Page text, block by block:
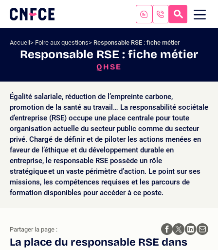
contenu
à
recherche
Logo
site
Accueil Foire aux questions Responsable RSE : fiche métier
Responsable RSE : fiche métier
QHSE
Égalité salariale, réduction de l’empreinte carbone,
promotion de la santé au travail… La responsabilité sociétale
d’entreprise (RSE) occupe une place centrale pour toute
organisation actuelle du secteur public comme du secteur
privé. Chargé de définir et de piloter les actions menées en
faveur de l’éthique et du développement durable en
entreprise, le responsable RSE possède un rôle
stratégique et un vaste périmètre d’action. Le point sur ses
missions, les compétences requises et les parcours de
formation disponibles pour accéder à ce poste.
La place du responsable RSE dans
Partager la page :